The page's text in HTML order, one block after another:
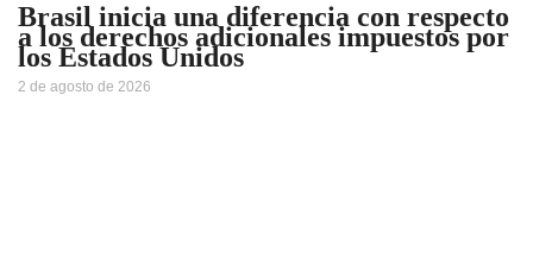
Brasil inicia una diferencia con respecto
a los derechos adicionales impuestos por
los Estados Unidos
2 de agosto de 2026